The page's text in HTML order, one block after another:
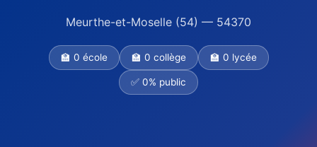
Meurthe-et-Moselle (54) — 54370
🏫 0 école 🏫 0 collège 🏫 0 lycée
✅ 0% public